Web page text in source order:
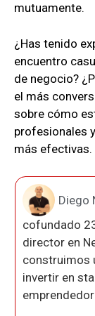
mutuamente.
¿Has tenido
encuentro
de negocio?
el más
sobre cómo
profesionales
más efectivas.
Diego
cofundado
director en
construimos
invertir en